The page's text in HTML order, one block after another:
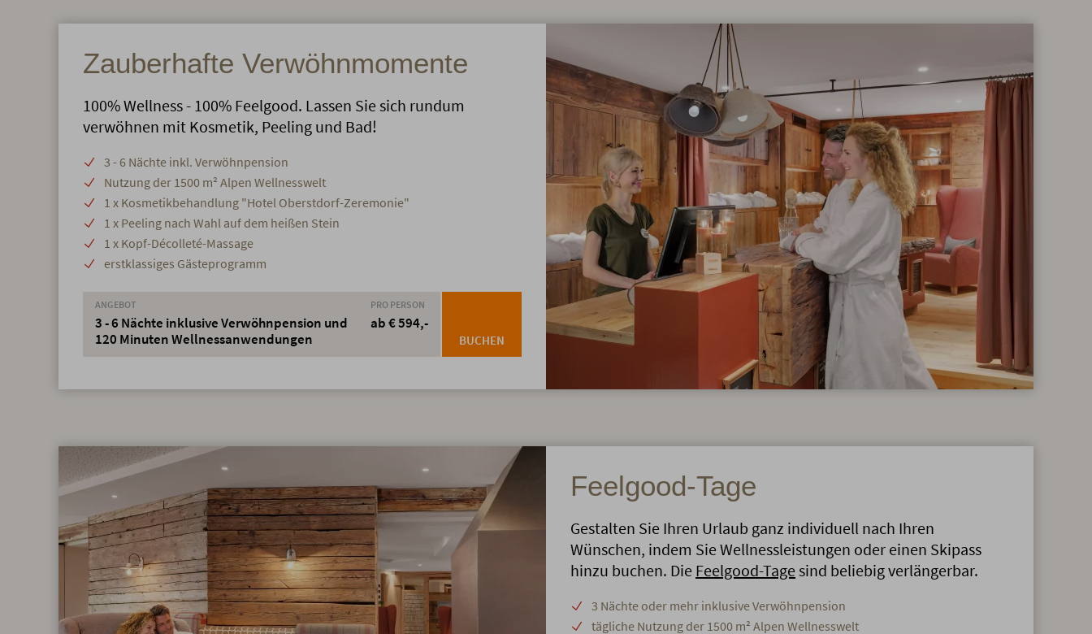
Zauberhafte Verwöhnmomente
100% Wellness - 100% Feelgood. Lassen Sie sich rundum
verwöhnen mit Kosmetik, Peeling und Bad!
3 - 6 Nächte inkl. Verwöhnpension
Nutzung der 1500 m² Alpen Wellnesswelt
1 x Kosmetikbehandlung "Hotel Oberstdorf-Zeremonie"
1 x Peeling nach Wahl auf dem heißen Stein
1 x Kopf-Décolleté-Massage
erstklassiges Gästeprogramm
ANGEBOT
3 - 6 Nächte inklusive Verwöhnpension und
120 Minuten Wellnessanwendungen
PRO PERSON
ab € 594,-
BUCHEN
Feelgood-Tage
Gestalten Sie Ihren Urlaub ganz individuell nach Ihren
Wünschen, indem Sie Wellnessleistungen oder einen Skipass
hinzu buchen. Die Feelgood-Tage sind beliebig verlängerbar.
3 Nächte oder mehr inklusive Verwöhnpension
tägliche Nutzung der 1500 m² Alpen Wellnesswelt